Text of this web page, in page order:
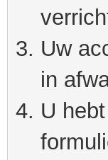
Uw
in
U